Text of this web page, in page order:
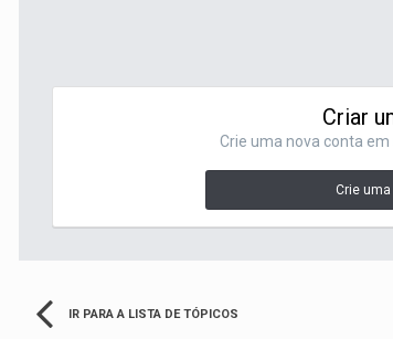
Criar
Crie uma nova conta
Crie
IR PARA A LISTA DE TÓPICOS